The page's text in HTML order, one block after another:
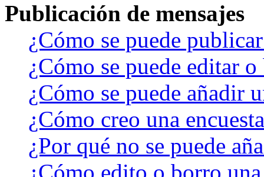
Publicación de mensajes
¿Cómo se puede
¿Cómo se puede editar
¿Cómo se puede añadir
¿Cómo creo una
¿Por qué no se puede